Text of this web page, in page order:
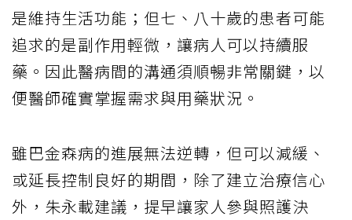
是維持生活功能；但七、八十歲的患者可能
追求的是副作用輕微，讓病人可以持續服
藥。因此醫病間的溝通須順暢非常關鍵，以
便醫師確實掌握需求與用藥狀況。
雖巴金森病的進展無法逆轉，但可以減緩、
或延長控制良好的期間，除了建立治療信心
外，朱永載建議，提早讓家人參與照護決